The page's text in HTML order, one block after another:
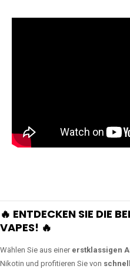
🔥 ENTDECKEN SIE DIE
VAPES! 🔥
Wählen Sie aus einer erstklassigen
Nikotin und profitieren Sie von